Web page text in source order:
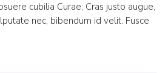
cubilia Curae; Cras justo augue,
nec, bibendum id velit. Fusce